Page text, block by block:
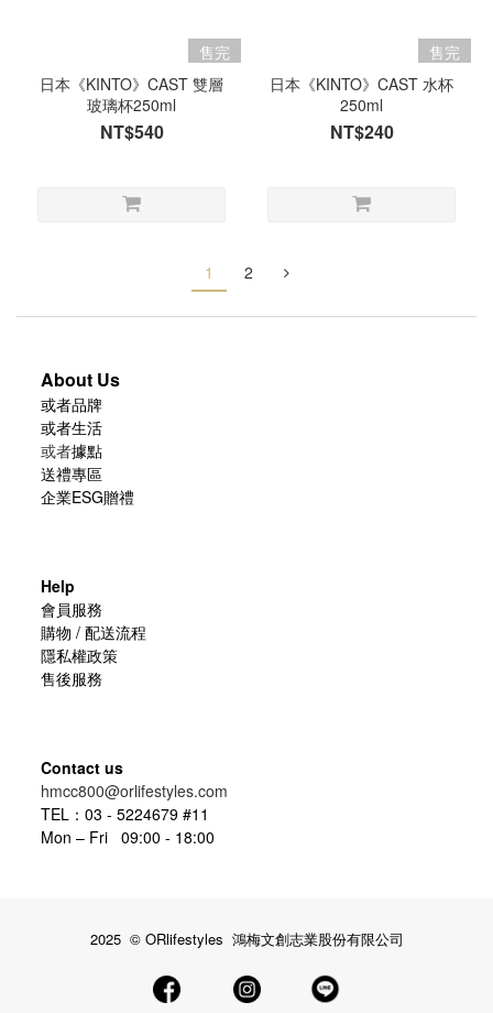
售完
日本《KINTO》CAST 雙層
玻璃杯250ml
NT$540
售完
日本《KINTO》CAST 水杯
250ml
NT$240
1 2
About Us
或者品牌
或者生活
或者據點
送禮專區
企業ESG贈禮
Help
會員服務
購物 / 配送流程
隱私權政策
售後服務
Contact us
hmcc800@orlifestyles.com
TEL：03 - 5224679 #11
Mon – Fri 09:00 - 18:00
2025 © ORlifestyles 鴻梅文創志業股份有限公司